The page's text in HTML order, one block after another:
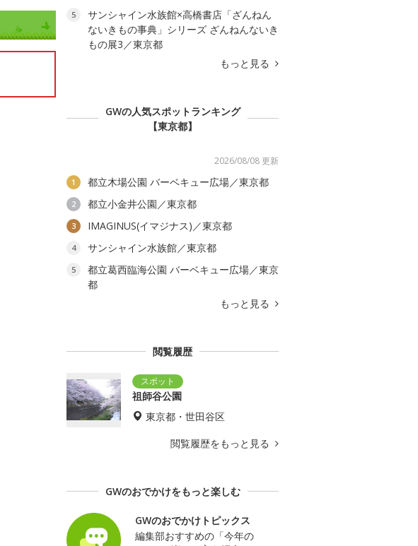
5
サンシャイン水族館×高橋書店「ざんねん
ないきもの事典」シリーズ ざんねんないき
もの展3／東京都
もっと見る
GWの人気スポットランキング
【東京都】
2026/08/08 更新
1 都立木場公園 バーベキュー広場／東京都
2 都立小金井公園／東京都
3 IMAGINUS(イマジナス)／東京都
4 サンシャイン水族館／東京都
5
都立葛西臨海公園 バーベキュー広場／東京
都
もっと見る
閲覧履歴
祖師谷公園
東京都・世田谷区
閲覧履歴をもっと見る
GWのおでかけをもっと楽しむ
GWのおでかけトピックス
編集部おすすめの「今年の